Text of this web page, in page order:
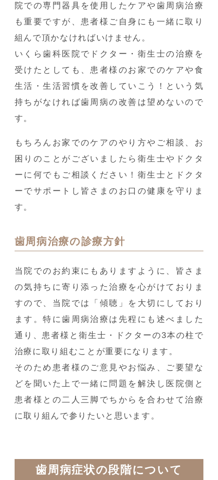
院での専門器具を使用したケアや歯周病治療
も重要ですが、患者様ご自身にも一緒に取り
組んで頂かなければいけません。
いくら歯科医院でドクター・衛生士の治療を
受けたとしても、患者様のお家でのケアや食
生活・生活習慣を改善していこう！という気
持ちがなければ歯周病の改善は望めないので
す。
もちろんお家でのケアのやり方やご相談、お
困りのことがございましたら衛生士やドクタ
ーに何でもご相談ください！衛生士とドクタ
ーでサポートし皆さまのお口の健康を守りま
す。
歯周病治療の診療方針
当院でのお約束にもありますように、皆さま
の気持ちに寄り添った治療を心がけておりま
すので、当院では「傾聴」を大切にしており
ます。特に歯周病治療は先程にも述べました
通り、患者様と衛生士・ドクターの3本の柱で
治療に取り組むことが重要になります。
そのため患者様のご意見やお悩み、ご要望な
どを聞いた上で一緒に問題を解決し医院側と
患者様との二人三脚でちからを合わせて治療
に取り組んで参りたいと思います。
歯周病症状の段階について